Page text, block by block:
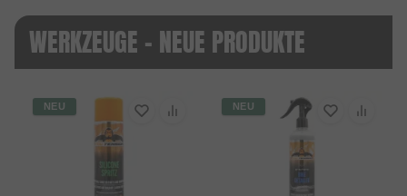
WERKZEUGE - NEUE PRODUKTE
NEU NEU